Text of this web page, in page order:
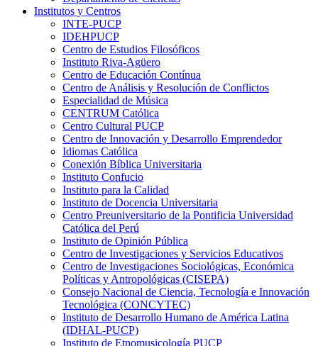
Institutos y Centros
INTE-PUCP
IDEHPUCP
Centro de Estudios Filosóficos
Instituto Riva-Agüero
Centro de Educación Contínua
Centro de Análisis y Resolución de Conflictos
Especialidad de Música
CENTRUM Católica
Centro Cultural PUCP
Centro de Innovación y Desarrollo Emprendedor
Idiomas Católica
Conexión Bíblica Universitaria
Instituto Confucio
Instituto para la Calidad
Instituto de Docencia Universitaria
Centro Preuniversitario de la Pontificia Universidad
Católica del Perú
Instituto de Opinión Pública
Centro de Investigaciones y Servicios Educativos
Centro de Investigaciones Sociológicas, Económica
Políticas y Antropológicas (CISEPA)
Consejo Nacional de Ciencia, Tecnología e Innovación
Tecnológica (CONCYTEC)
Instituto de Desarrollo Humano de América Latina
(IDHAL-PUCP)
Instituto de Etnomusicología PUCP